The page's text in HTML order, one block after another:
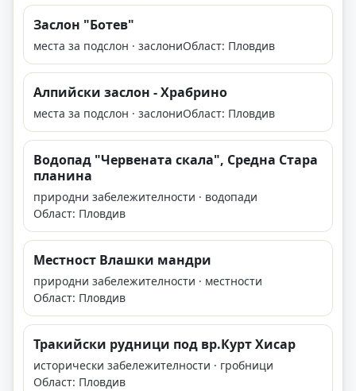
Заслон "Ботев"
места за подслон · заслониОбласт: Пловдив
Алпийски заслон - Храбрино
места за подслон · заслониОбласт: Пловдив
Водопад "Червената скала", Средна Стара
планина
природни забележителности · водопади
Област: Пловдив
Местност Влашки мандри
природни забележителности · местности
Област: Пловдив
Тракийски рудници под вр.Курт Хисар
исторически забележителности · гробници
Област: Пловдив